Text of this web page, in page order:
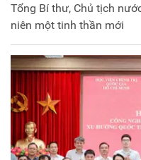
Tổng Bí thư, Chủ tịch
niên một tinh thần mới